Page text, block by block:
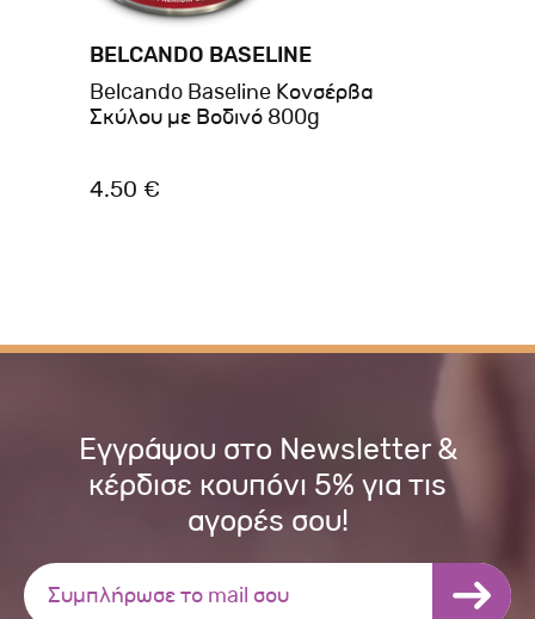
BELCANDO BASELINE
Belcando Baseline Κονσέρβα
Σκύλου με Βοδινό 800g
4.50 €
Εγγράψου στο Newsletter &
κέρδισε κουπόνι 5% για τις
αγορές σου!